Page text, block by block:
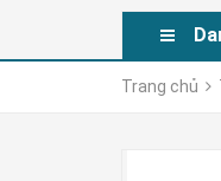
Trang chủ